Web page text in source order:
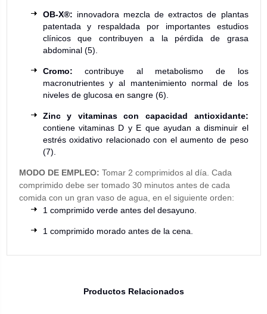
OB-X®: innovadora mezcla de extractos de plantas
patentada y respaldada por importantes estudios
clínicos que contribuyen a la pérdida de grasa
abdominal (5).
Cromo: contribuye al metabolismo de los
macronutrientes y al mantenimiento normal de los
niveles de glucosa en sangre (6).
Zinc y vitaminas con capacidad antioxidante:
contiene vitaminas D y E que ayudan a disminuir el
estrés oxidativo relacionado con el aumento de peso
(7).
MODO DE EMPLEO: Tomar 2 comprimidos al día. Cada
comprimido debe ser tomado 30 minutos antes de cada
comida con un gran vaso de agua, en el siguiente orden:
1 comprimido verde antes del desayuno.
1 comprimido morado antes de la cena.
Productos Relacionados